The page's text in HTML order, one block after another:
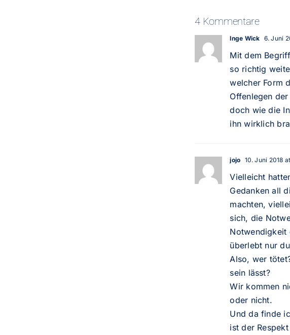
4 Kommentare
Inge Wick 6. Juni
Mit dem
so richtig
welcher Form
Offenlegen
doch wie die
ihn wirklich
jojo 10. Juni 2018
Vielleicht
Gedanken all
machten,
sich, die
Notwendigkeit
überlebt nur
Also, wer
sein lässt?
Wir kommen
oder nicht.
Und da finde
ist der